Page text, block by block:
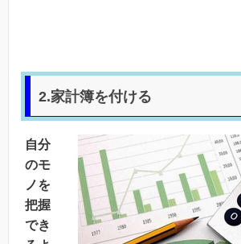
2.家計簿を付ける
自分
のモ
ノを
把握
でき